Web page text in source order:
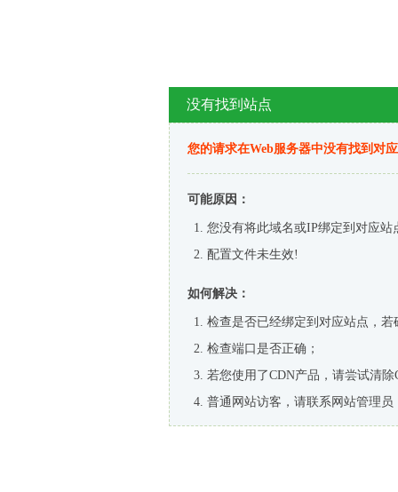
没有找到站点
您的请求在Web服务器中没有找到对
可能原因：
您没有将此域名或IP绑定到对应站
配置文件未生效!
如何解决：
检查是否已经绑定到对应站点，
检查端口是否正确；
若您使用了CDN产品，请尝试清除
普通网站访客，请联系网站管理员